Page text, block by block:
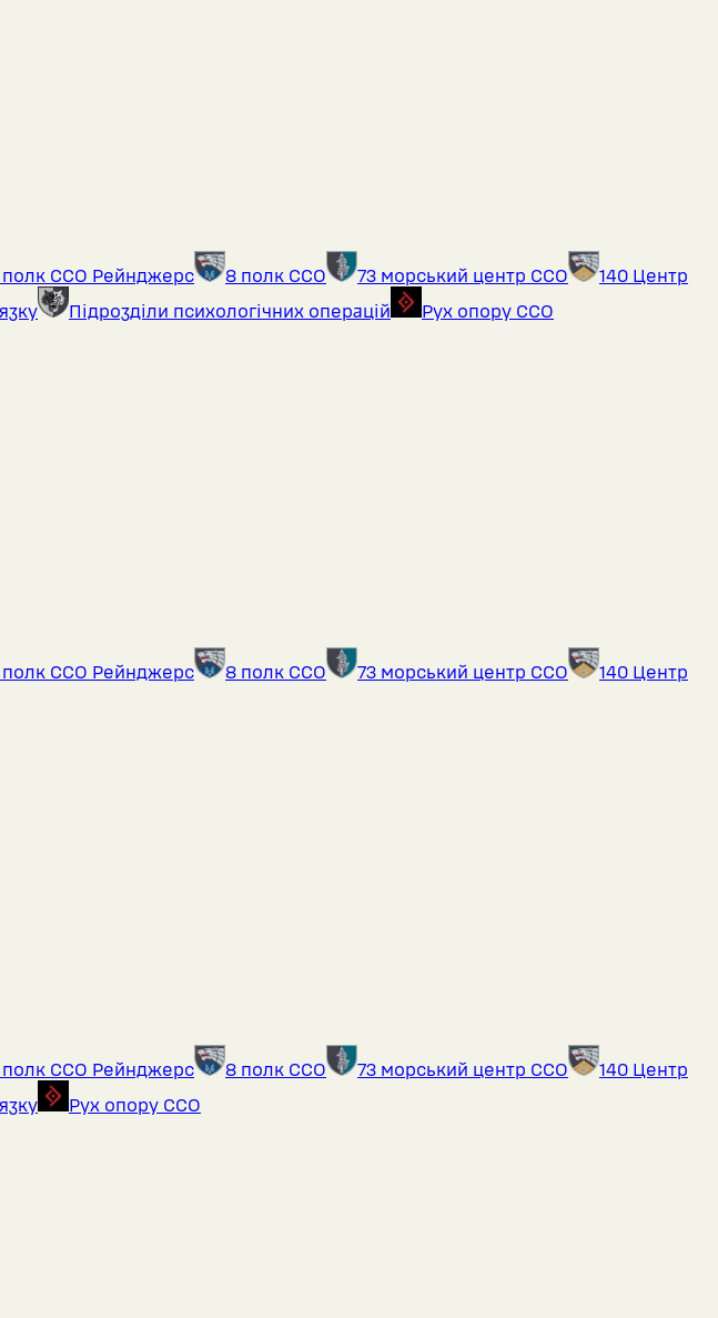
полк ССО Рейнджерс 8 полк ССО 73 морський центр ССО
140 Центр
Підрозділи психологічних операцій Рух опору ССО
полк ССО Рейнджерс 8 полк ССО 73 морський центр ССО
140 Центр
полк ССО Рейнджерс 8 полк ССО 73 морський центр ССО
140 Центр
Рух опору ССО